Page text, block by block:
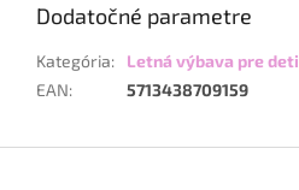
Dodatočné parametre
Kategória:
Letná výbava pre deti
EAN: 5713438709159